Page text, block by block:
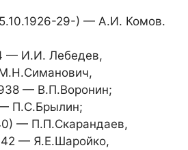
29-) — А.И. Комов.
— И.И. Лебедев,
— В.П.Воронин;
П.С.Брылин;
— П.П.Скарандаев,
— Я.Е.Шаройко,